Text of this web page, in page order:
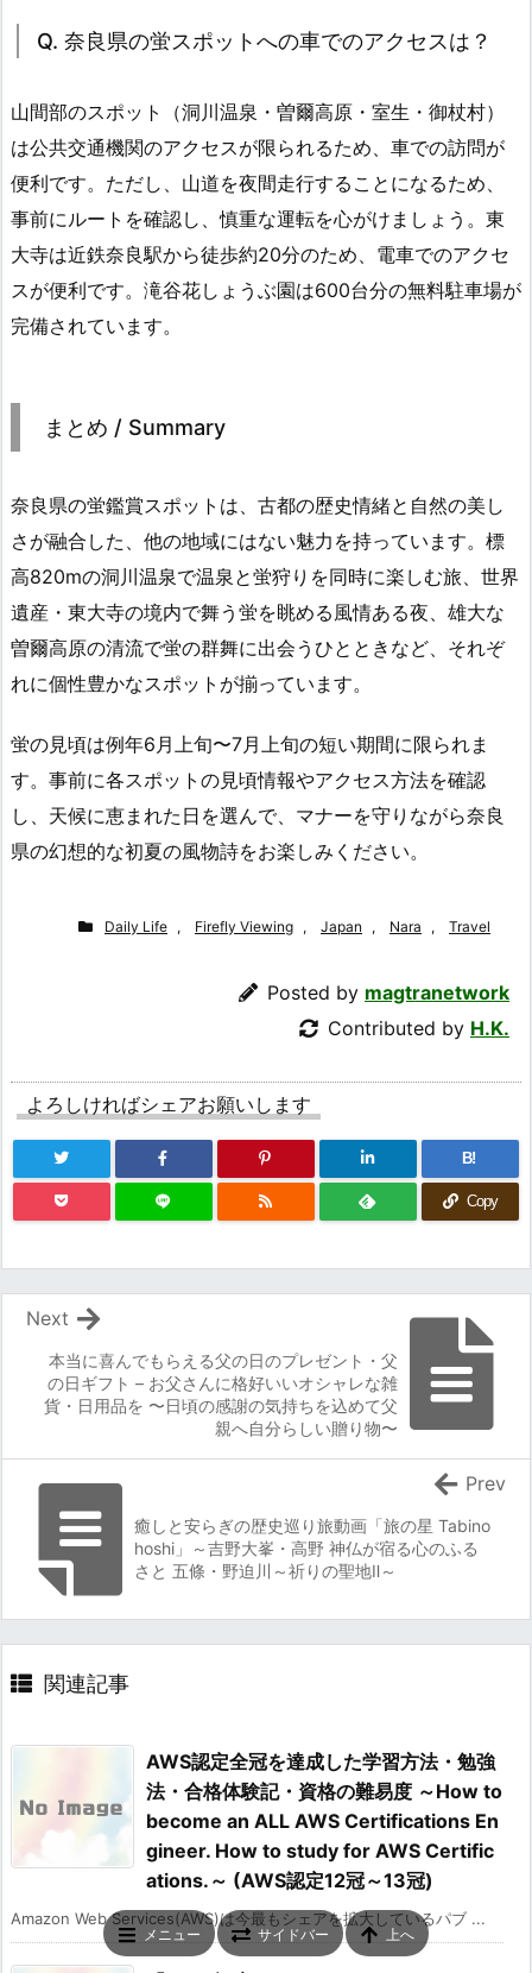
Q. 奈良県の蛍スポットへの車でのアクセスは？
山間部のスポット（洞川温泉・曽爾高原・室生・御杖村）
は公共交通機関のアクセスが限られるため、車での訪問が
便利です。ただし、山道を夜間走行することになるため、
事前にルートを確認し、慎重な運転を心がけましょう。東
大寺は近鉄奈良駅から徒歩約20分のため、電車でのアクセ
スが便利です。滝谷花しょうぶ園は600台分の無料駐車場が
完備されています。
まとめ / Summary
奈良県の蛍鑑賞スポットは、古都の歴史情緒と自然の美し
さが融合した、他の地域にはない魅力を持っています。標
高820mの洞川温泉で温泉と蛍狩りを同時に楽しむ旅、世界
遺産・東大寺の境内で舞う蛍を眺める風情ある夜、雄大な
曽爾高原の清流で蛍の群舞に出会うひとときなど、それぞ
れに個性豊かなスポットが揃っています。
蛍の見頃は例年6月上旬〜7月上旬の短い期間に限られま
す。事前に各スポットの見頃情報やアクセス方法を確認
し、天候に恵まれた日を選んで、マナーを守りながら奈良
県の幻想的な初夏の風物詩をお楽しみください。
Daily Life , Firefly Viewing , Japan , Nara , Travel
Posted by magtranetwork
Contributed by H.K.
よろしければシェアお願いします
B!
Copy
本当に喜んでもらえる父の日のプレゼント・父
の日ギフト – お父さんに格好いいオシャレな雑
貨・日用品を 〜日頃の感謝の気持ちを込めて父
親へ自分らしい贈り物〜
Next
癒しと安らぎの歴史巡り旅動画「旅の星 Tabino
hoshi」～吉野大峯・高野 神仏が宿る心のふる
さと 五條・野迫川～祈りの聖地Ⅱ～
Prev
関連記事
AWS認定全冠を達成した学習方法・勉強
法・合格体験記・資格の難易度 ～How to
become an ALL AWS Certifications En
gineer. How to study for AWS Certific
ations.～ (AWS認定12冠～13冠)
Amazon Web Services(AWS)は今最もシェアを拡大しているパブ ...
メニュー サイドバー 上へ